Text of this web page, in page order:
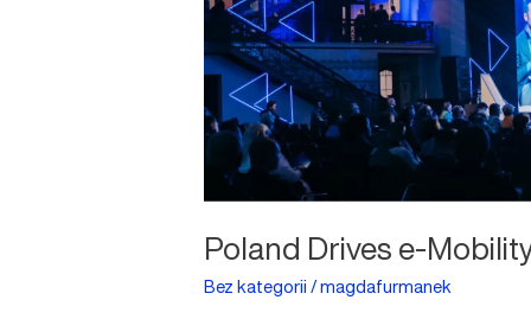
Poland Drives e-
Bez kategorii/magdafurmanek